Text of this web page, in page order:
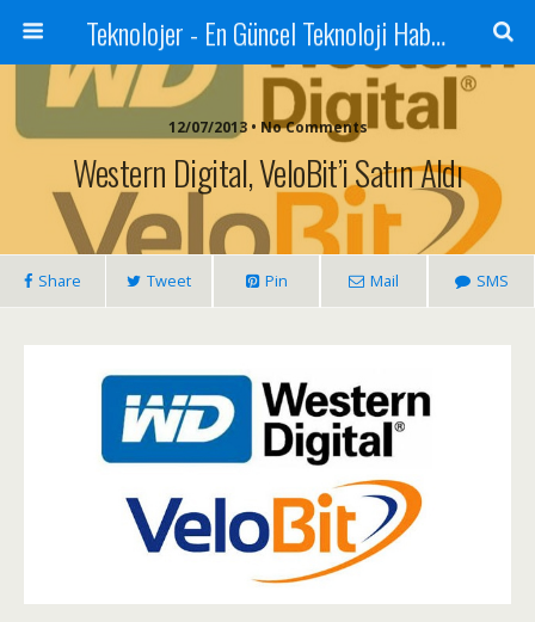
Teknolojer - En Güncel Teknoloji Haberleri
12/07/2013 • No Comments
Western Digital, VeloBit’i Satın Aldı
Share Tweet Pin Mail SMS